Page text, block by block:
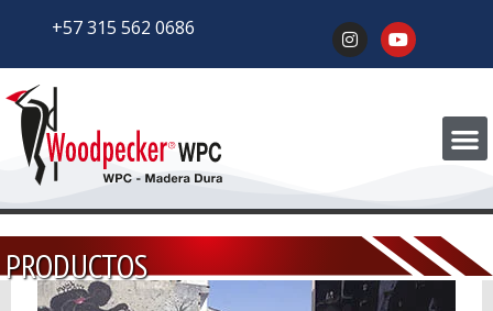
+57 315 562 0686
PRODUCTOS